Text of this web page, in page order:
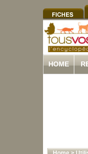
HOME